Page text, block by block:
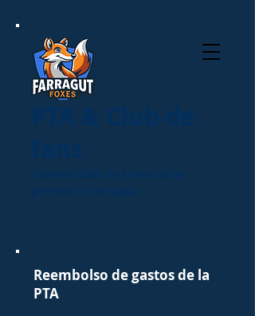
Reembolso de gastos de la
PTA